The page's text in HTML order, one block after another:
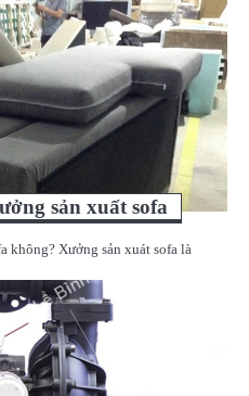
sản xuất sofa
không? Xưởng sản xuát sofa là